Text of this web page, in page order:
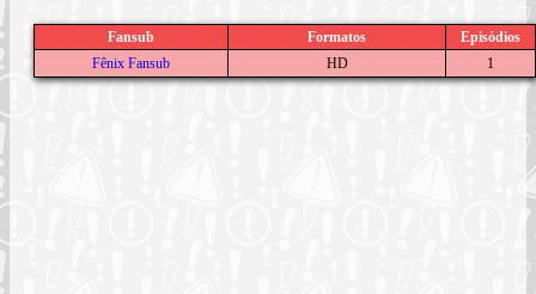
Fansub Formatos
Episódios
Fênix Fansub
HD 1